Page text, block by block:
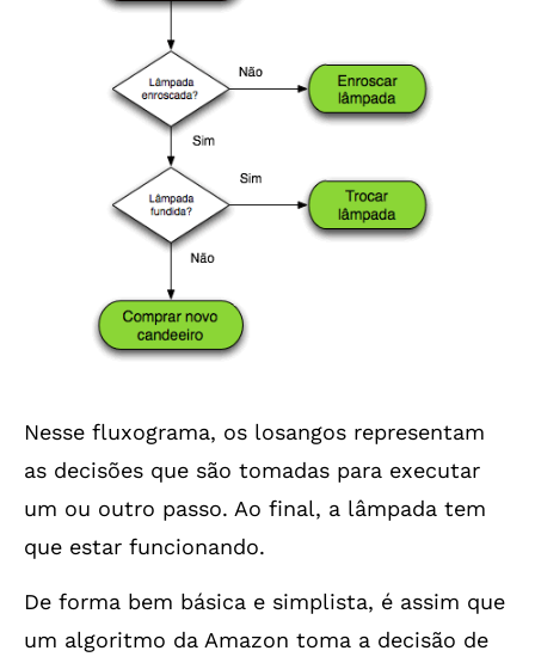
Nesse fluxograma, os losangos representam
as decisões que são tomadas para executar
um ou outro passo. Ao final, a lâmpada tem
que estar funcionando.
De forma bem básica e simplista, é assim que
um algoritmo da Amazon toma a decisão de